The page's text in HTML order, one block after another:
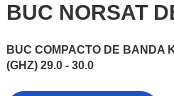
BUC NORSAT
BUC COMPACTO DE BANDA
(GHZ) 29.0 - 30.0